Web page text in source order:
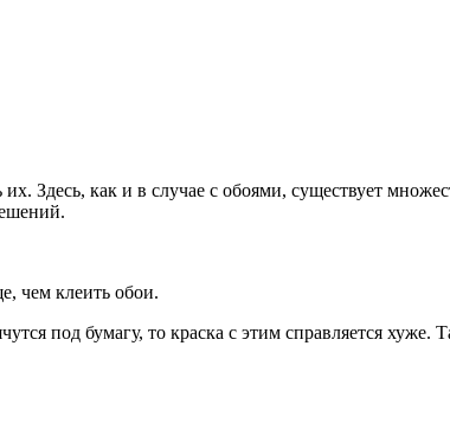
Здесь, как и в случае с обоями, существует
чем клеить обои.
под бумагу, то краска с этим справляется